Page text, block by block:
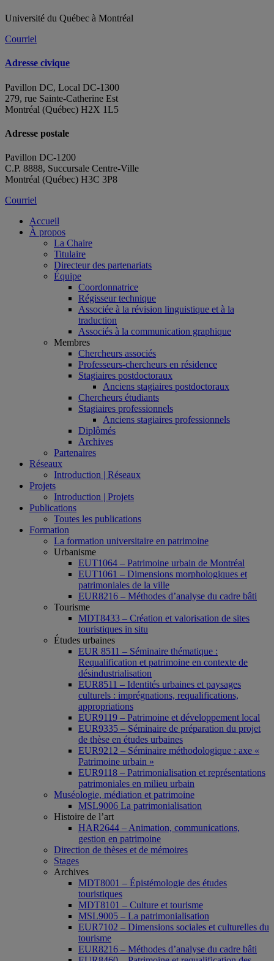
Université du Québec à Montréal
Courriel
Adresse civique
Pavillon DC, Local DC-1300
279, rue Sainte-Catherine Est
Montréal (Québec) H2X 1L5
Adresse postale
Pavillon DC-1200
C.P. 8888, Succursale Centre-Ville
Montréal (Québec) H3C 3P8
Courriel
Accueil
À propos
La Chaire
Titulaire
Directeur des partenariats
Équipe
Coordonnatrice
Régisseur technique
Associée à la révision linguistique et à la
traduction
Associés à la communication graphique
Membres
Chercheurs associés
Professeurs-chercheurs en résidence
Stagiaires postdoctoraux
Anciens stagiaires postdoctoraux
Chercheurs étudiants
Stagiaires professionnels
Anciens stagiaires professionnels
Diplômés
Archives
Partenaires
Réseaux
Introduction | Réseaux
Projets
Introduction | Projets
Publications
Toutes les publications
Formation
La formation universitaire en patrimoine
Urbanisme
EUT1064 – Patrimoine urbain de Montréal
EUT1061 – Dimensions morphologiques et
patrimoniales de la ville
EUR8216 – Méthodes d’analyse du cadre bâti
Tourisme
MDT8433 – Création et valorisation de sites
touristiques in situ
Études urbaines
EUR 8511 – Séminaire thématique :
Requalification et patrimoine en contexte de
désindustrialisation
EUR8511 – Identités urbaines et paysages
culturels : imprégnations, requalifications,
appropriations
EUR9119 – Patrimoine et développement local
EUR9335 – Séminaire de préparation du projet
de thèse en études urbaines
EUR9212 – Séminaire méthodologique : axe «
Patrimoine urbain »
EUR9118 – Patrimonialisation et représentations
patrimoniales en milieu urbain
Muséologie, médiation et patrimoine
MSL9006 La patrimonialisation
Histoire de l’art
HAR2644 – Animation, communications,
gestion en patrimoine
Direction de thèses et de mémoires
Stages
Archives
MDT8001 – Épistémologie des études
touristiques
MDT8101 – Culture et tourisme
MSL9005 – La patrimonialisation
EUR7102 – Dimensions sociales et culturelles du
tourisme
EUR8216 – Méthodes d’analyse du cadre bâti